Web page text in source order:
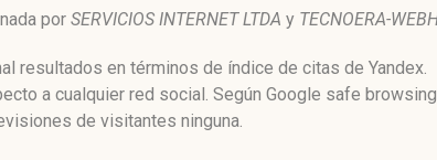
por SERVICIOS INTERNET LTDA y TECNOERA-
resultados en términos de índice de citas de Yandex.
a cualquier red social. Según Google safe
de visitantes ninguna.